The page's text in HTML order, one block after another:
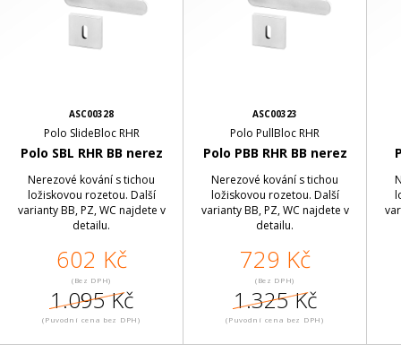
ASC00328
Polo SlideBloc RHR
Polo SBL RHR BB nerez
Nerezové kování s tichou
ložiskovou rozetou. Další
varianty BB, PZ, WC najdete v
detailu.
602 Kč
(Bez DPH)
1.095 Kč
(Puvodní cena bez DPH)
ASC00323
Polo PullBloc RHR
Polo PBB RHR BB nerez
Nerezové kování s tichou
ložiskovou rozetou. Další
varianty BB, PZ, WC najdete v
detailu.
729 Kč
(Bez DPH)
1.325 Kč
(Puvodní cena bez DPH)